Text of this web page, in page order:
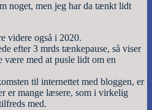
noget, men jeg har da tænkt lidt
videre også i 2020.
efter 3 mrds tænkepause, så viser
være med at pusle lidt om en
til internettet med bloggen, er
er mange læsere, som i virkelig
med.